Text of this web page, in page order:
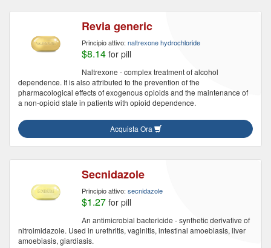
Revia generic
Principio attivo: naltrexone hydrochloride
$8.14 for pill
Naltrexone - complex treatment of alcohol
dependence. It is also attributed to the prevention of the
pharmacological effects of exogenous opioids and the maintenance of
a non-opioid state in patients with opioid dependence.
Acquista Ora
Secnidazole
Principio attivo: secnidazole
$1.27 for pill
An antimicrobial bactericide - synthetic derivative of
nitroimidazole. Used in urethritis, vaginitis, intestinal amoebiasis, liver
amoebiasis, giardiasis.